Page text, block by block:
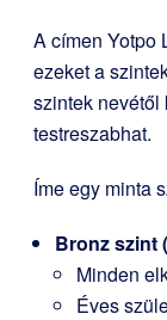
A címen Yotpo
ezeket a
szintek
testreszabhat.
Íme egy minta
Bronz szint
Minden
Éves